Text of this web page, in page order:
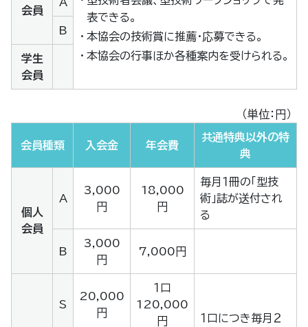
表できる。
・ 本協会の技術賞に推薦・応募できる。
・ 本協会の行事ほか各種案内を受けられる。
会員
B
学生
会員
（単位：円）
会員種類 入会金 年会費
共通特典以外の特
典
個人
会員
A
3,000
円
18,000
円
毎月１冊の「型技
術」誌が送付され
る
B
3,000
円
7,000円
S
20,000
円
１口
120,000
円
１口につき毎月２